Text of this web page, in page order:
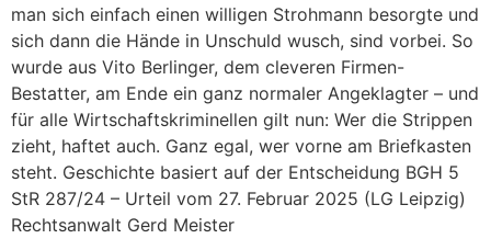
man sich einfach einen willigen Strohmann besorgte und
sich dann die Hände in Unschuld wusch, sind vorbei. So
wurde aus Vito Berlinger, dem cleveren Firmen-
Bestatter, am Ende ein ganz normaler Angeklagter – und
für alle Wirtschaftskriminellen gilt nun: Wer die Strippen
zieht, haftet auch. Ganz egal, wer vorne am Briefkasten
steht. Geschichte basiert auf der Entscheidung BGH 5
StR 287/24 – Urteil vom 27. Februar 2025 (LG Leipzig)
Rechtsanwalt Gerd Meister